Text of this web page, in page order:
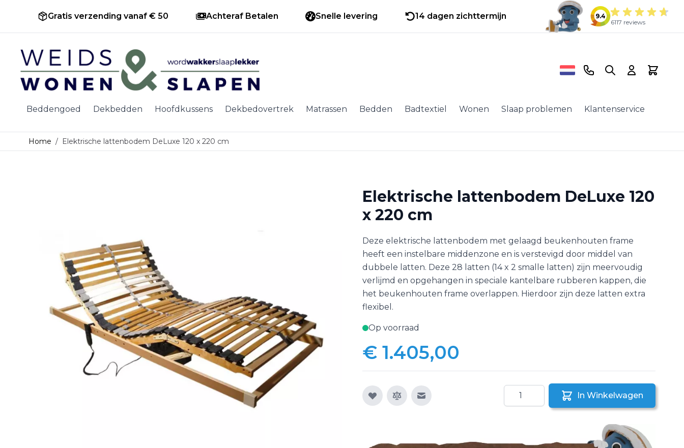
Gratis verzending vanaf € 50 Achteraf Betalen Snelle levering 14 dagen zichttermijn
9.4
6117 reviews
Ga naar de inhoud
Beddengoed Dekbedden Hoofdkussens Dekbedovertrek Matrassen Bedden Badtextiel Wonen Slaap problemen Klantenservice
Telefoonnummer
Search Cart
Home / Elektrische lattenbodem DeLuxe 120 x 220 cm
Elektrische lattenbodem DeLuxe 120
x 220 cm
Deze elektrische lattenbodem met gelaagd beukenhouten frame
heeft een instelbare middenzone en is verstevigd door middel van
dubbele latten. Deze 28 latten (14 x 2 smalle latten) zijn meervoudig
verlijmd en opgehangen in speciale kantelbare rubberen kappen, die
het beukenhouten frame overlappen. Hierdoor zijn deze latten extra
flexibel.
Op voorraad
€ 1.405,00
E-mail naar een vriend
Aantal
In Winkelwagen